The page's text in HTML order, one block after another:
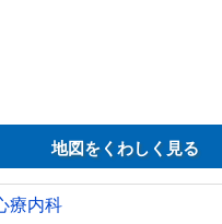
地図をくわしく見る
療内科